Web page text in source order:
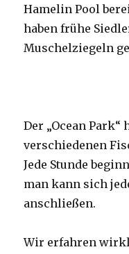
Hamelin Pool
haben frühe
Muschelziegeln
Der „Ocean
verschiedenen
Jede Stunde
man kann sich
anschließen.
Wir erfahren